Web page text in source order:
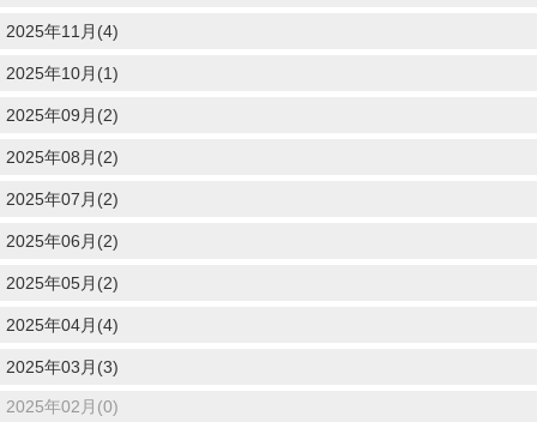
2025年11月(4)
2025年10月(1)
2025年09月(2)
2025年08月(2)
2025年07月(2)
2025年06月(2)
2025年05月(2)
2025年04月(4)
2025年03月(3)
2025年02月(0)